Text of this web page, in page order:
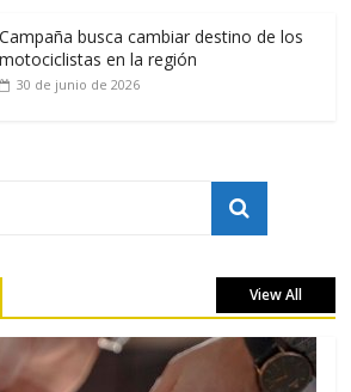
Campaña busca cambiar destino de los
motociclistas en la región
30 de junio de 2026
View All